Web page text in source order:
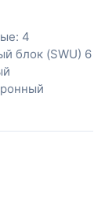
4
блок (SWU) 6